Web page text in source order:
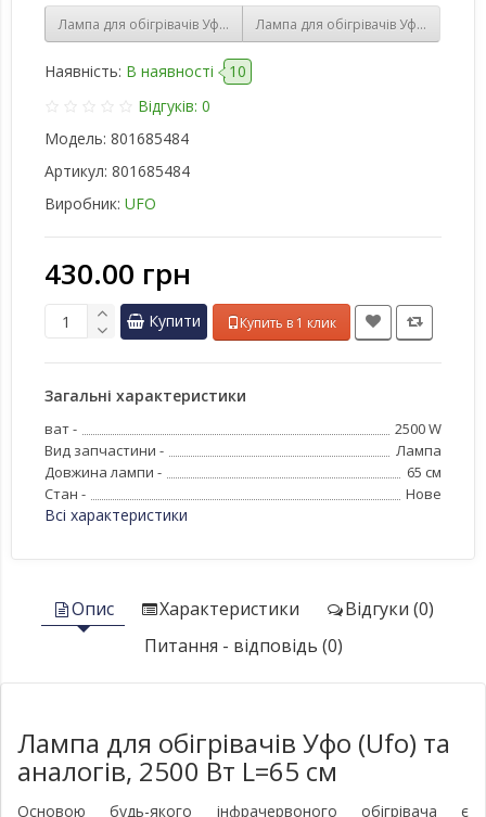
Лампа для обігрівачів Уфо (Ufo) та аналогів, 3000 Вт L=90 см
Лампа для обігрівачів Уфо (Ufo) та
Наявність: В наявності
10
Відгуків: 0
Модель: 801685484
Артикул: 801685484
Виробник: UFO
430.00 грн
Купити Купить в 1 клик
Загальні характеристики
ват -
2500 W
Вид запчастини -
Лампа
Довжина лампи -
65 см
Стан -
Нове
Всі характеристики
Опис Характеристики
Відгуки (0)
Питання - відповідь (0)
Лампа для обігрівачів Уфо (Ufo) та
аналогів, 2500 Вт L=65 см
Основою будь-якого інфрачервоного обігрівача є